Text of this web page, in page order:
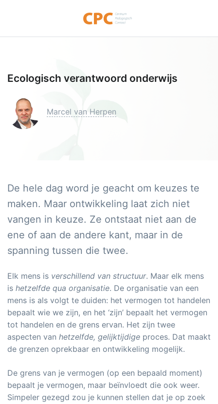
Ecologisch verantwoord onderwijs
Marcel van Herpen
De hele dag word je geacht om keuzes te
maken. Maar ontwikkeling laat zich niet
vangen in keuze. Ze ontstaat niet aan de
ene of aan de andere kant, maar in de
spanning tussen die twee.
Elk mens is verschillend van structuur. Maar elk mens
is hetzelfde qua organisatie. De organisatie van een
mens is als volgt te duiden: het vermogen tot handelen
bepaalt wie we zijn, en het ‘zijn’ bepaalt het vermogen
tot handelen en de grens ervan. Het zijn twee
aspecten van hetzelfde, gelijktijdige proces. Dat maakt
de grenzen oprekbaar en ontwikkeling mogelijk.
De grens van je vermogen (op een bepaald moment)
bepaalt je vermogen, maar beïnvloedt die ook weer.
Simpeler gezegd zou je kunnen stellen dat je op zoek